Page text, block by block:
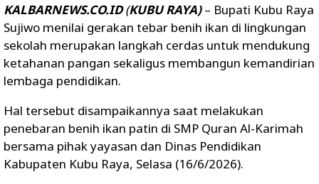
KALBARNEWS.CO.ID(KUBU RAYA) – Bupati Kubu Raya
Sujiwo menilai gerakan tebar benih ikan di lingkungan
sekolah merupakan langkah cerdas untuk mendukung
ketahanan pangan sekaligus membangun kemandirian
lembaga pendidikan.
Hal tersebut disampaikannya saat melakukan
penebaran benih ikan patin di SMP Quran Al-Karimah
bersama pihak yayasan dan Dinas Pendidikan
Kabupaten Kubu Raya, Selasa (16/6/2026).